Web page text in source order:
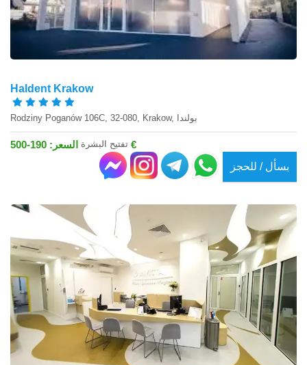
Haldent Krakow
Rodziny Poganów 106C, 32-080, Krakow, بولندا
تفتيح البشرة السعر: 190-500 €
بسأل / للحجز